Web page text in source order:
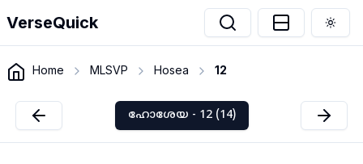
VerseQuick
Home MLSVP Hosea 12
ഹോശേയ - 12 (14)